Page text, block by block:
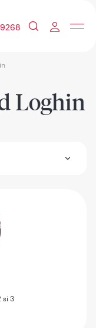
Loghin
si 3